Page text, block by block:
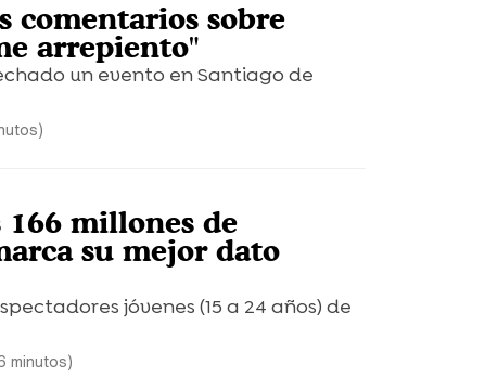
comentarios sobre
arrepiento"
un evento en Santiago de
166 millones de
su mejor dato
jóvenes (15 a 24 años) de
minutos)